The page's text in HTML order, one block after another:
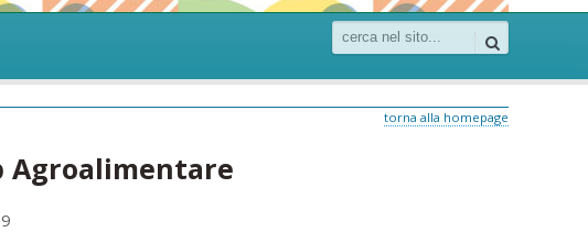
torna alla homepage
Agroalimentare